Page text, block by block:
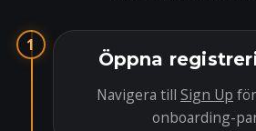
1
Öppna
Navigera till Sign Up
onboarding-